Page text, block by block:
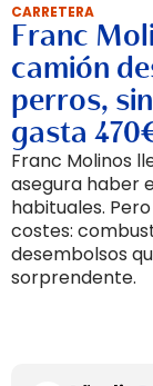
CARRETERA
Franc
camión
perros,
gasta
Franc Molinos
asegura haber
habituales.
costes:
desembolsos
sorprendente.